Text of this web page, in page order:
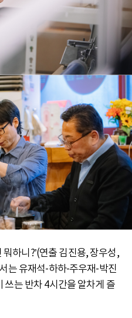
하니?’(연출 김진용, 장우성,
는 유재석-하하-주우재-박진
는 반차 4시간을 알차게 즐